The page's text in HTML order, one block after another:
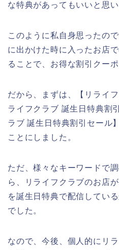
な特典があってもいいと思
このように私自身思ったの
に出かけた時に入ったお店
ることで、お得な割引クー
だから、まずは、【リライ
ライフクラブ 誕生日特典割
ラブ 誕生日特典割引セール
ことにしました。
ただ、様々なキーワードで
ら、リライフクラブのお店
を誕生日特典で配信してい
でした。
なので、今後、個人的にリ